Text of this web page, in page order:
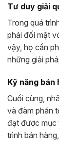
Tư duy giải
Trong quá
phải đối mặt
vậy, họ cần
những giải
Kỹ năng bán
Cuối cùng,
và đàm phán
đạt được mục
trình bán